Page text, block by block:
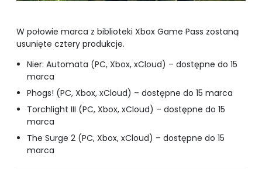
W połowie marca z biblioteki Xbox Game Pass zostaną
usunięte cztery produkcje.
Nier: Automata (PC, Xbox, xCloud) – dostępne do 15
marca
Phogs! (PC, Xbox, xCloud) – dostępne do 15 marca
Torchlight III (PC, Xbox, xCloud) – dostępne do 15
marca
The Surge 2 (PC, Xbox, xCloud) – dostępne do 15
marca